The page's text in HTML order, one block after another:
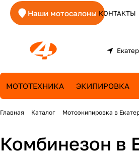
Наши мотосалоны КОНТАКТЫ
МОТОТЕХНИКА ЭКИПИРОВКА
Главная Каталог Мотоэкипировка в
Комбинезон в